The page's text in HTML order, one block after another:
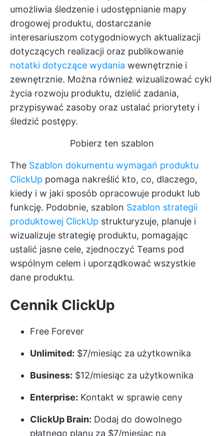
umożliwia śledzenie i udostępnianie mapy
drogowej produktu, dostarczanie
interesariuszom cotygodniowych aktualizacji
dotyczących realizacji oraz publikowanie
notatki dotyczące wydania wewnętrznie i
zewnętrznie. Można również wizualizować cykl
życia rozwoju produktu, dzielić zadania,
przypisywać zasoby oraz ustalać priorytety i
śledzić postępy.
Pobierz ten szablon
The Szablon dokumentu wymagań produktu
ClickUp pomaga nakreślić kto, co, dlaczego,
kiedy i w jaki sposób opracowuje produkt lub
funkcję. Podobnie, szablon Szablon strategii
produktowej ClickUp strukturyzuje, planuje i
wizualizuje strategię produktu, pomagając
ustalić jasne cele, zjednoczyć Teams pod
wspólnym celem i uporządkować wszystkie
dane produktu.
Cennik ClickUp
Free Forever
Unlimited: $7/miesiąc za użytkownika
Business: $12/miesiąc za użytkownika
Enterprise: Kontakt w sprawie ceny
ClickUp Brain: Dodaj do dowolnego
płatnego planu za $7/miesiąc na